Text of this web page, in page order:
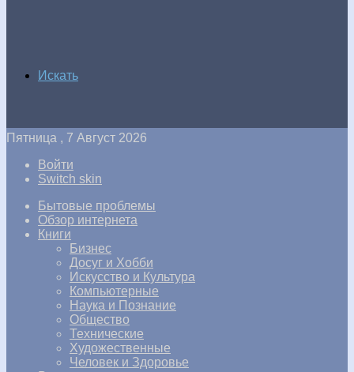
Искать
Пятница , 7 Август 2026
Войти
Switch skin
Бытовые проблемы
Обзор интернета
Книги
Бизнес
Досуг и Хобби
Искусство и Культура
Компьютерные
Наука и Познание
Общество
Технические
Художественные
Человек и Здоровье